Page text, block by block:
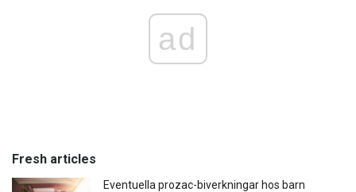
ad
Fresh articles
Eventuella prozac-biverkningar hos barn